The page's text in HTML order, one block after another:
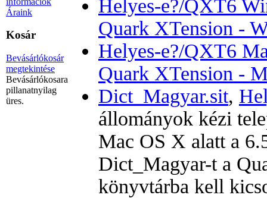
Áraink
Kosár
Bevásárlókosár
megtekintése
Bevásárlókosara
pillanatnyilag
üres.
Helyes-e?/QXT6
Quark XTension -
Helyes-e?/QXT6
Quark XTension -
Dict_Magyar.sit,
állományok kézi
Mac OS X alatt a
Dict_Magyar-t a
könyvtárba kell